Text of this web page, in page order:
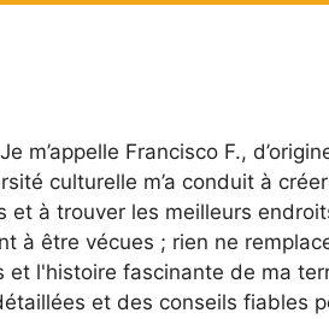
Francisco F.,
culturelle m’a conduit à
à trouver les meilleurs
à être vécues ; rien ne
l'histoire fascinante de ma
et des conseils fiables